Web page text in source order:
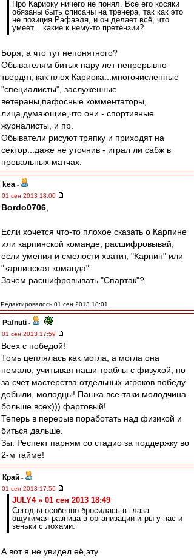
Про Кариоку ничего не понял. Все его косяки
обязаны быть списаны на тренера, так как это
не позиция Рафаэля, и он делает всё, что
умеет... какие к нему-то претензии?
Боря, а что тут непонятного?
Обывателям битых пару лет непрерывно
твердят, как плох Кариока...многочисленные
"специалисты", заслуженные
ветераны,пафосные комментаторы,
лица,думающие,что они - спортивные
журналисты, и пр.
Обыватели рисуют тряпку и приходят на
сектор...даже не уточнив - играл ли сабж в
провальных матчах.
kea -
01 сен 2013 18:00
Bordo0706
Если хочется что-то плохое сказать о Карпине
или карпинской команде, расшифровывай,
если умения и смелости хватит, "Карпин" или
"карпинская команда".
Зачем расшифровывать "Спартак"?
Редактировалось 01 сен 2013 18:01
Pafnuti -
01 сен 2013 17:59
Всех с победой!
Томь цеплялась как могла, а могла она
немало, учитывая наши траблы с физухой, но
за счет мастерства отдельных игроков победу
добыли, молодцы! Пашка все-таки молодчина
больше всех))) фартовый!
Теперь в перерыв поработать над физикой и
биться дальше.
Зы. Респект парням со стадио за поддержку во
2-м тайме!
Край -
01 сен 2013 17:56
JULY4 » 01 сен 2013 18:49
Сегодня особенно бросилась в глаза
ощутимая разница в организации игры у нас и
зеньки с лохами.
А вот я не увидел её,эту